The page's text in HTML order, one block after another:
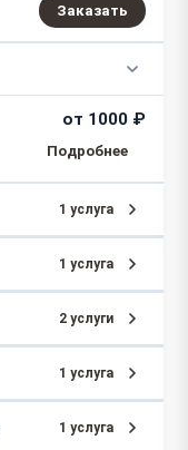
Заказать
от 1000 ₽
1 услуга
от 800 ₽
1 услуга
от 1500 ₽
2 услуги
от 2000 ₽
1 услуга
от 1000 ₽
1 услуга